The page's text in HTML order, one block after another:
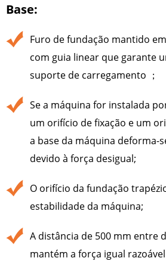
Base:
Furo de fundação mantido
com guia linear que garante
suporte de carregamento ；
Se a máquina for instalada
um orifício de fixação e um
a base da máquina deforma-
devido à força desigual;
O orifício da fundação
estabilidade da máquina;
A distância de 500 mm entre
mantém a força igual razoável